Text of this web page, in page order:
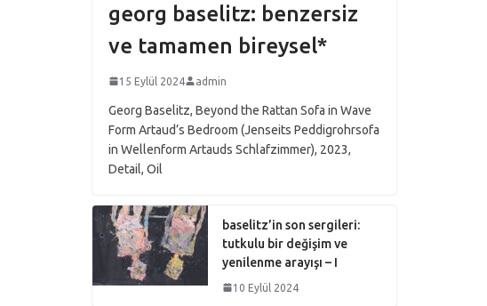
georg baselitz: benzersiz
ve tamamen bireysel*
15 Eylül 2024 admin
Georg Baselitz, Beyond the Rattan Sofa in Wave
Form Artaud’s Bedroom (Jenseits Peddigrohrsofa
in Wellenform Artauds Schlafzimmer), 2023,
Detail, Oil
baselitz’in son sergileri:
tutkulu bir değişim ve
yenilenme arayışı – I
10 Eylül 2024